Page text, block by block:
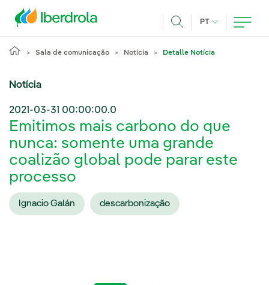
PT IDIOMA ATUAL,
Sala de comunicação Notícia Detalle Notícia
Notícia
2021-03-31 00:00:00.0
Emitimos mais carbono do que
nunca: somente uma grande
coalizão global pode parar este
processo
Ignacio Galán descarbonização